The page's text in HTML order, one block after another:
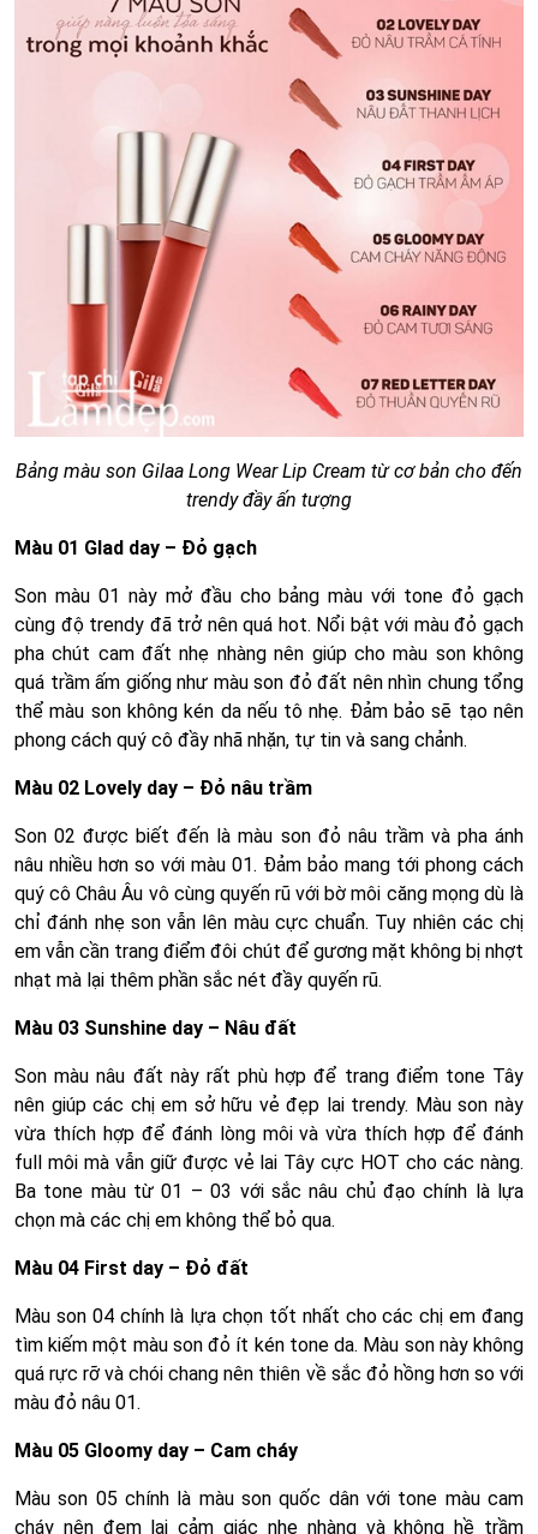
Bảng màu son Gilaa Long Wear Lip Cream từ cơ bản cho đến
trendy đầy ấn tượng
Màu 01 Glad day – Đỏ gạch
Son màu 01 này mở đầu cho bảng màu với tone đỏ gạch
cùng độ trendy đã trở nên quá hot. Nổi bật với màu đỏ gạch
pha chút cam đất nhẹ nhàng nên giúp cho màu son không
quá trầm ấm giống như màu son đỏ đất nên nhìn chung tổng
thể màu son không kén da nếu tô nhẹ. Đảm bảo sẽ tạo nên
phong cách quý cô đầy nhã nhặn, tự tin và sang chảnh.
Màu 02 Lovely day – Đỏ nâu trầm
Son 02 được biết đến là màu son đỏ nâu trầm và pha ánh
nâu nhiều hơn so với màu 01. Đảm bảo mang tới phong cách
quý cô Châu Âu vô cùng quyến rũ với bờ môi căng mọng dù là
chỉ đánh nhẹ son vẫn lên màu cực chuẩn. Tuy nhiên các chị
em vẫn cần trang điểm đôi chút để gương mặt không bị nhợt
nhạt mà lại thêm phần sắc nét đầy quyến rũ.
Màu 03 Sunshine day – Nâu đất
Son màu nâu đất này rất phù hợp để trang điểm tone Tây
nên giúp các chị em sở hữu vẻ đẹp lai trendy. Màu son này
vừa thích hợp để đánh lòng môi và vừa thích hợp để đánh
full môi mà vẫn giữ được vẻ lai Tây cực HOT cho các nàng.
Ba tone màu từ 01 – 03 với sắc nâu chủ đạo chính là lựa
chọn mà các chị em không thể bỏ qua.
Màu 04 First day – Đỏ đất
Màu son 04 chính là lựa chọn tốt nhất cho các chị em đang
tìm kiếm một màu son đỏ ít kén tone da. Màu son này không
quá rực rỡ và chói chang nên thiên về sắc đỏ hồng hơn so với
màu đỏ nâu 01.
Màu 05 Gloomy day – Cam cháy
Màu son 05 chính là màu son quốc dân với tone màu cam
cháy nên đem lại cảm giác nhẹ nhàng và không hề trầm